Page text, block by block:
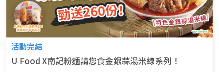
活動完結
U Food X南記粉麵請您食金銀蒜湯米線系列！